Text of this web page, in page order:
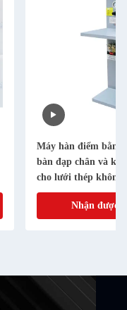
Máy hàn điểm bằng
bàn đạp chân và
cho lưới thép không
Nhận được